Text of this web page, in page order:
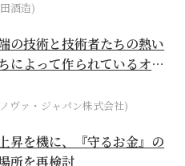
酒造)
の技術と技術者たちの熱い
によって作られているオー
ヴァ・ジャパン株式会社)
昇を機に、『守るお金』の
所を再検討